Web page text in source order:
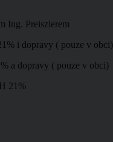
Ing. Preiszlerem
i dopravy ( pouze v obci)
a dopravy ( pouze v obci)
21%